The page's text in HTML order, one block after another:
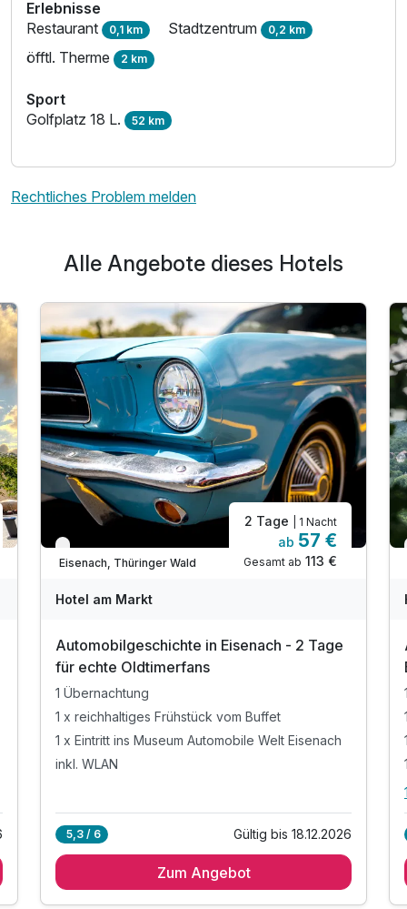
Erlebnisse
Restaurant 0,1 km Stadtzentrum 0,2 km
öfftl. Therme 2 km
Sport
Golfplatz 18 L. 52 km
Rechtliches Problem melden
Alle Angebote dieses Hotels
Verfügbar bis Dezember
Eisenach, Thüringer Wald
2 Tage | 1 Nacht
ab 57 €
Gesamt ab 113 €
Hotel am Markt
Automobilgeschichte in Eisenach - 2 Tage
für echte Oldtimerfans
1 Übernachtung
1 x reichhaltiges Frühstück vom Buffet
1 x Eintritt ins Museum Automobile Welt Eisenach
inkl. WLAN
5,3 / 6 Gültig bis 18.12.2026
Zum Angebot